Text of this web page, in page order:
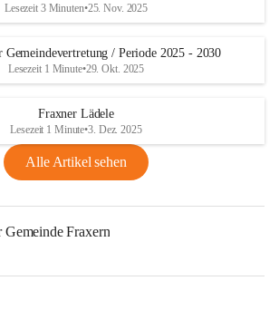
Lesezeit 3 Minuten•25. Nov. 2025
/ Periode 2025 - 2030
Lesezeit 1 Minute•29. Okt. 2025
Fraxner Lädele
Lesezeit 1 Minute•3. Dez. 2025
Alle Artikel sehen
Gemeinde Fraxern